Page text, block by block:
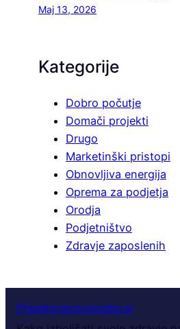
Maj 13, 2026
Kategorije
Dobro počutje
Domači projekti
Drugo
Marketinški pristopi
Obnovljiva energija
Oprema za podjetja
Orodja
Podjetništvo
Zdravje zaposlenih
Pripeljisrecovsluzbo.si